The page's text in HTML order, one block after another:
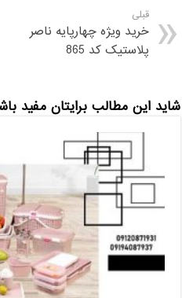
قبلی
خرید ویژه چهارپایه ناصر
پلاستیک کد 865
شاید این مطالب برایتان مفید